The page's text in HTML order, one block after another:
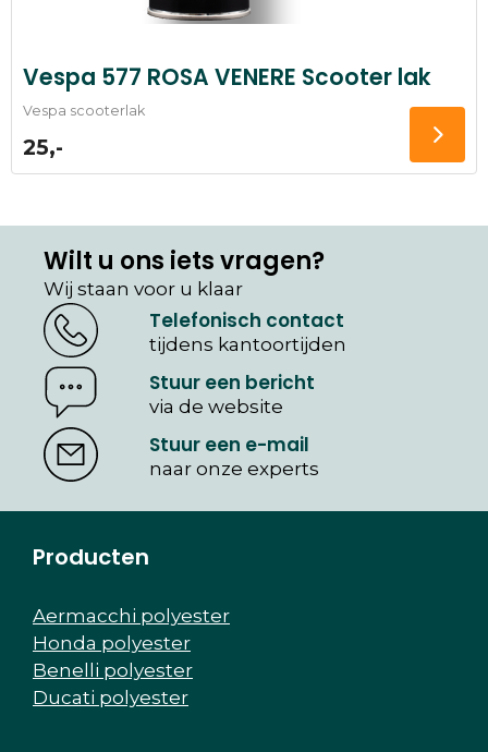
Vespa 577 ROSA VENERE Scooter lak
Vespa scooterlak
25,-
Wilt u ons iets vragen?
Wij staan voor u klaar
Telefonisch contact
tijdens kantoortijden
Stuur een bericht
via de website
Stuur een e-mail
naar onze experts
Producten
Aermacchi polyester
Honda polyester
Benelli polyester
Ducati polyester